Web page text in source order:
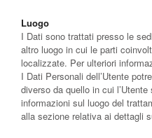
Luogo
I Dati sono trattati presso le
altro luogo in cui le parti
localizzate. Per ulteriori
I Dati Personali dell’Utente
diverso da quello in cui
informazioni sul luogo del
alla sezione relativa ai dettagli